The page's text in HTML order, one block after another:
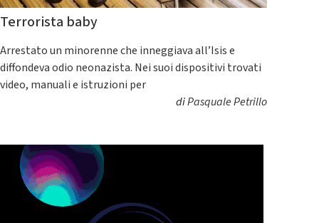
Terrorista baby
Arrestato un minorenne che inneggiava all’Isis e
diffondeva odio neonazista. Nei suoi dispositivi trovati
video, manuali e istruzioni per
diPasquale Petrillo